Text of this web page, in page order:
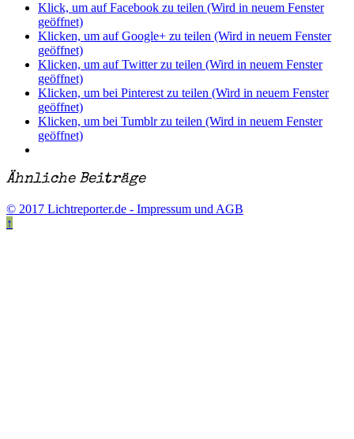
Klick, um auf Facebook zu teilen (Wird in neuem Fenster
geöffnet)
Klicken, um auf Google+ zu teilen (Wird in neuem Fenster
geöffnet)
Klicken, um auf Twitter zu teilen (Wird in neuem Fenster
geöffnet)
Klicken, um bei Pinterest zu teilen (Wird in neuem Fenster
geöffnet)
Klicken, um bei Tumblr zu teilen (Wird in neuem Fenster
geöffnet)
Ähnliche Beiträge
© 2017 Lichtreporter.de - Impressum und AGB
↑